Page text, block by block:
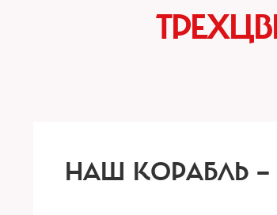
НАШ КОРАБЛЬ